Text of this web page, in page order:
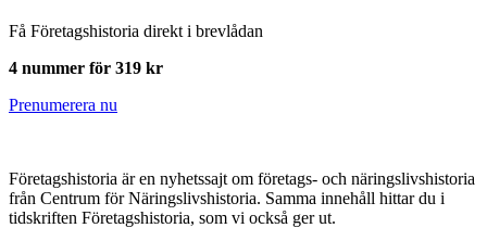
Få Företagshistoria direkt i brevlådan
4 nummer för 319 kr
Prenumerera nu
Företagshistoria är en nyhetssajt om företags- och näringslivshistoria
från Centrum för Näringslivshistoria. Samma innehåll hittar du i
tidskriften Företagshistoria, som vi också ger ut.